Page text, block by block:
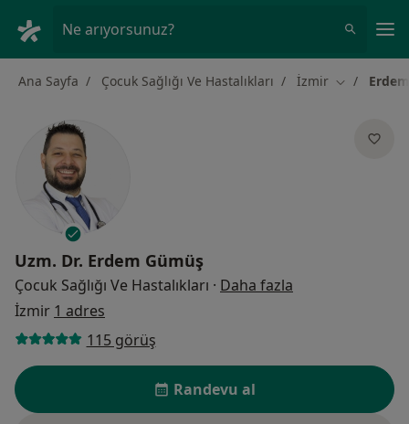
Ne arıyorsunuz?
Ana Sayfa Çocuk Sağlığı Ve Hastalıkları İzmir Şehir
Uzm. Dr. Erdem Gümüş
Çocuk Sağlığı Ve Hastalıkları · Daha fazla
İzmir 1 adres
115 görüş
Randevu al